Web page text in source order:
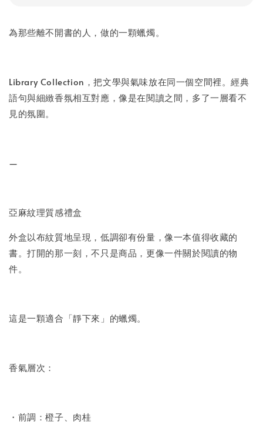
為那些離不開書的人，做的一顆蠟燭。
Library Collection，把文學與氣味放在同一個空間裡。經典
語句與細緻香氛相互對應，像是在閱讀之間，多了一層看不
見的氛圍。
—
亞麻紋理質感禮盒
外盒以布紋質地呈現，低調卻有份量，像一本值得收藏的
書。打開的那一刻，不只是商品，更像一件關於閱讀的物
件。
這是一顆適合「靜下來」的蠟燭。
香氣層次：
・前調：橙子、肉桂